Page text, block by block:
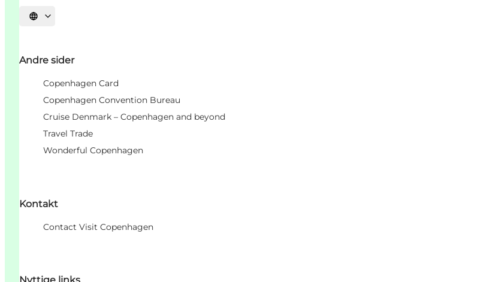
Vælg sprog
Andre sider
Copenhagen Card
Copenhagen Convention Bureau
Cruise Denmark – Copenhagen and beyond
Travel Trade
Wonderful Copenhagen
Kontakt
Contact Visit Copenhagen